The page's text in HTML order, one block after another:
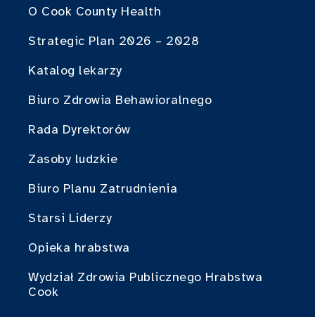
O Cook County Health
Strategic Plan 2026 – 2028
Katalog lekarzy
Biuro Zdrowia Behawioralnego
Rada Dyrektorów
Zasoby ludzkie
Biuro Planu Zatrudnienia
Starsi Liderzy
Opieka hrabstwa
Wydział Zdrowia Publicznego Hrabstwa
Cook